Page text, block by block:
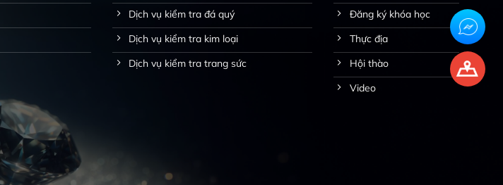
Dịch vụ kiểm tra đá quý
Dịch vụ kiểm tra kim loại
Dịch vụ kiểm tra trang sức
Đăng ký khóa học
Thực địa
Hội thào
Video